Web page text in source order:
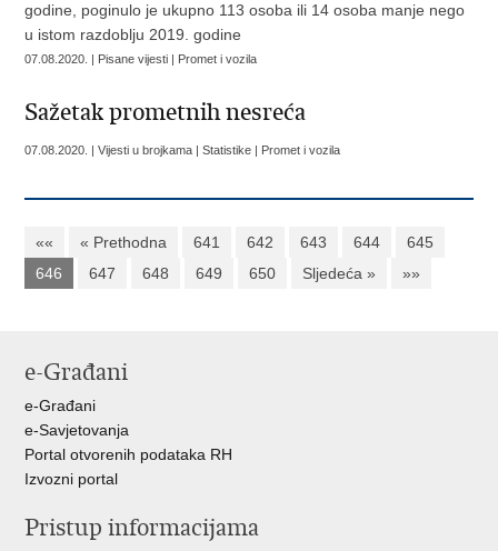
godine, poginulo je ukupno 113 osoba ili 14 osoba manje nego
u istom razdoblju 2019. godine
07.08.2020. | Pisane vijesti | Promet i vozila
Sažetak prometnih nesreća
07.08.2020. | Vijesti u brojkama | Statistike | Promet i vozila
«« « Prethodna 641 642 643 644
645
646
647 648 649 650 Sljedeća » »»
e-Građani
e-Građani
e-Savjetovanja
Portal otvorenih podataka RH
Izvozni portal
Pristup informacijama